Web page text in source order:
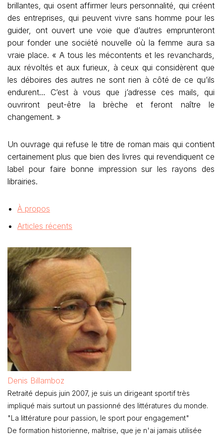
brillantes, qui osent affirmer leurs personnalité, qui créent
des entreprises, qui peuvent vivre sans homme pour les
guider, ont ouvert une voie que d’autres emprunteront
pour fonder une société nouvelle où la femme aura sa
vraie place. « A tous les mécontents et les revanchards,
aux révoltés et aux furieux, à ceux qui considèrent que
les déboires des autres ne sont rien à côté de ce qu’ils
endurent… C’est à vous que j’adresse ces mails, qui
ouvriront peut-être la brèche et feront naître le
changement. »
Un ouvrage qui refuse le titre de roman mais qui contient
certainement plus que bien des livres qui revendiquent ce
label pour faire bonne impression sur les rayons des
librairies.
À propos
Articles récents
Denis Billamboz
Retraité depuis juin 2007, je suis un dirigeant sportif très
impliqué mais surtout un passionné des littératures du monde.
"La littérature pour passion, le sport pour engagement"
De formation historienne, maîtrise, que je n'ai jamais utilisée